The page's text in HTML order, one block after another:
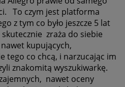
To czym jest platforma
z tym co było jeszcze 5 lat
zraża do siebie
kupujących,
tego co chcą, i narzucając im
znakomitą wyszukiwarkę.
nawet oceny